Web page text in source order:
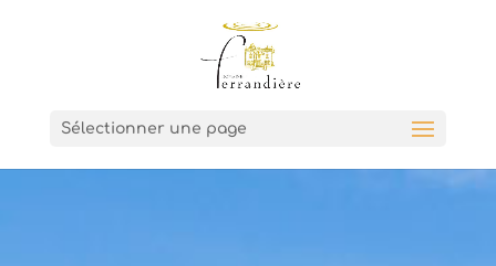
Sélectionner une page